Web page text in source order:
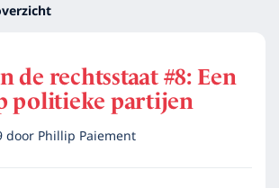
de rechtsstaat #8: Een
politieke partijen
door Phillip Paiement